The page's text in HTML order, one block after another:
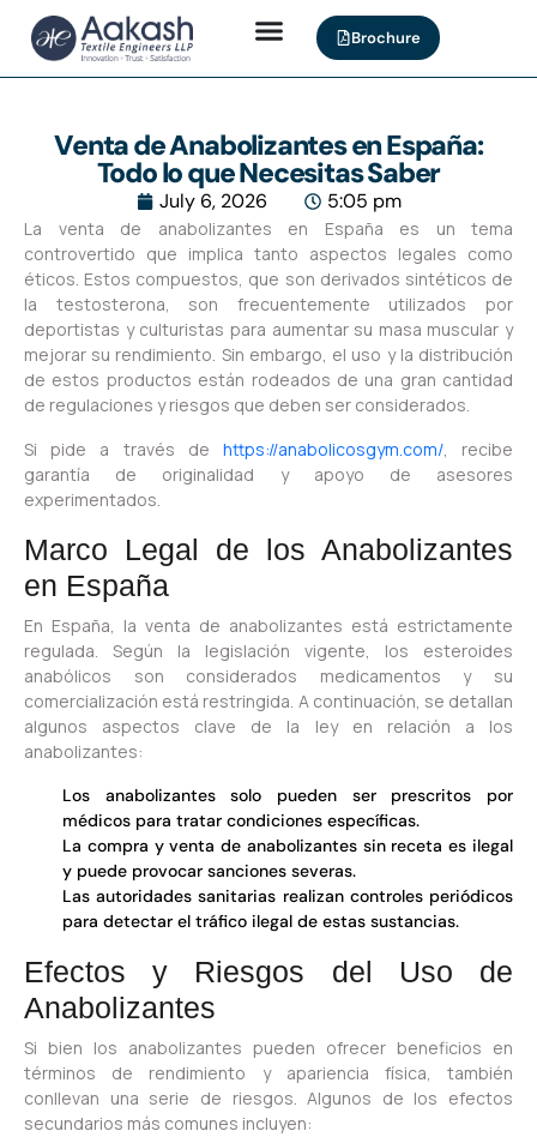
Brochure
Venta de Anabolizantes en España:
Todo lo que Necesitas Saber
July 6, 2026 5:05 pm
La venta de anabolizantes en España es un tema
controvertido que implica tanto aspectos legales como
éticos. Estos compuestos, que son derivados sintéticos de
la testosterona, son frecuentemente utilizados por
deportistas y culturistas para aumentar su masa muscular y
mejorar su rendimiento. Sin embargo, el uso y la distribución
de estos productos están rodeados de una gran cantidad
de regulaciones y riesgos que deben ser considerados.
Si pide a través de https://anabolicosgym.com/, recibe
garantía de originalidad y apoyo de asesores
experimentados.
Marco Legal de los Anabolizantes
en España
En España, la venta de anabolizantes está estrictamente
regulada. Según la legislación vigente, los esteroides
anabólicos son considerados medicamentos y su
comercialización está restringida. A continuación, se detallan
algunos aspectos clave de la ley en relación a los
anabolizantes:
Los anabolizantes solo pueden ser prescritos por
médicos para tratar condiciones específicas.
La compra y venta de anabolizantes sin receta es ilegal
y puede provocar sanciones severas.
Las autoridades sanitarias realizan controles periódicos
para detectar el tráfico ilegal de estas sustancias.
Efectos y Riesgos del Uso de
Anabolizantes
Si bien los anabolizantes pueden ofrecer beneficios en
términos de rendimiento y apariencia física, también
conllevan una serie de riesgos. Algunos de los efectos
secundarios más comunes incluyen: